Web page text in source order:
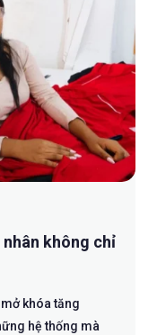
không chỉ
khóa tăng
hệ thống mà